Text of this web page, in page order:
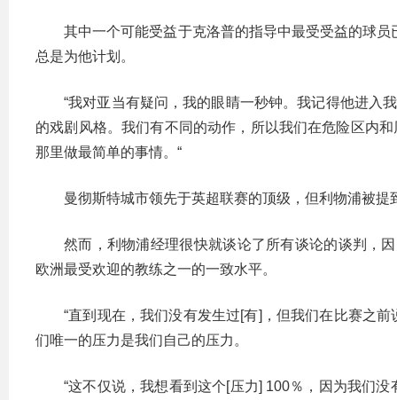
其中一个可能受益于克洛普的指导中最受受益的球
总是为他计划。
“我对亚当有疑问，我的眼睛一秒钟。我记得他进入
的戏剧风格。我们有不同的动作，所以我们在危险区内
那里做最简单的事情。“
曼彻斯特城市领先于英超联赛的顶级，但利物浦被
然而，利物浦经理很快就谈论了所有谈论的谈判，
欧洲最受欢迎的教练之一的一致水平。
“直到现在，我们没有发生过[有]，但我们在比赛之
们唯一的压力是我们自己的压力。
“这不仅说，我想看到这个[压力] 100％，因为我们